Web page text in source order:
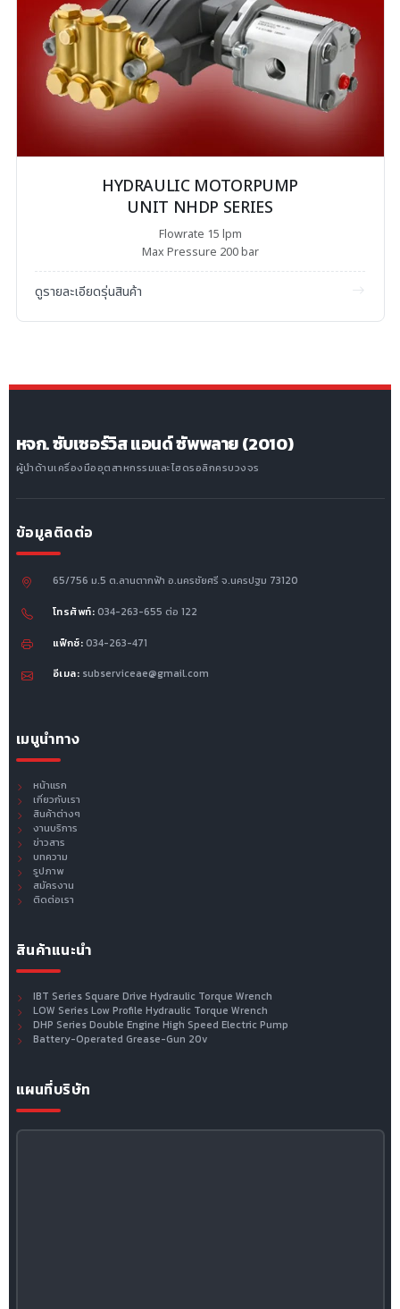
HYDRAULIC MOTORPUMP
UNIT NHDP SERIES
Flowrate 15 lpm
Max Pressure 200 bar
ดูรายละเอียดรุ่นสินค้า
หจก. ซับเซอร์วิส แอนด์ ซัพพลาย (2010)
ผู้นำด้านเครื่องมืออุตสาหกรรมและไฮดรอลิกครบวงจร
ข้อมูลติดต่อ
65/756 ม.5 ต.ลานตากฟ้า อ.นครชัยศรี จ.นครปฐม 73120
โทรศัพท์: 034-263-655 ต่อ 122
แฟ็กซ์: 034-263-471
อีเมล: subserviceae@gmail.com
เมนูนำทาง
หน้าแรก
เกี่ยวกับเรา
สินค้าต่างๆ
งานบริการ
ข่าวสาร
บทความ
รูปภาพ
สมัครงาน
ติดต่อเรา
สินค้าแนะนำ
IBT Series Square Drive Hydraulic Torque Wrench
LOW Series Low Profile Hydraulic Torque Wrench
DHP Series Double Engine High Speed Electric Pump
Battery-Operated Grease-Gun 20v
แผนที่บริษัท